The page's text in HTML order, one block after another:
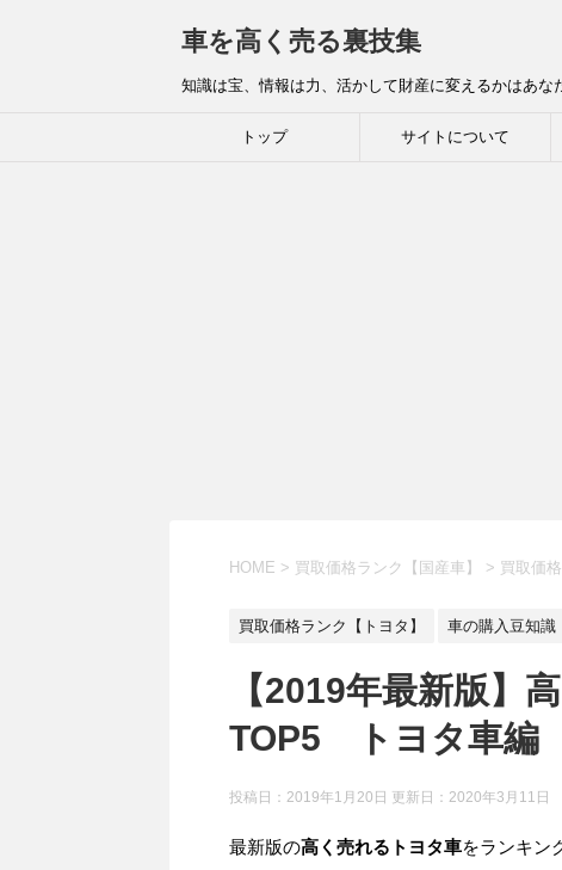
車を高く売る裏技集
知識は宝、情報は力、活かして財産に変えるかはあな
トップ サイトについて
HOME > 買取価格ランク【国産車】 > 買取価
買取価格ランク【トヨタ】 車の購入豆知識
【2019年最新版】
TOP5 トヨタ車編
投稿日：2019年1月20日 更新日： 2020年3月11日
最新版の高く売れるトヨタ車をランキン